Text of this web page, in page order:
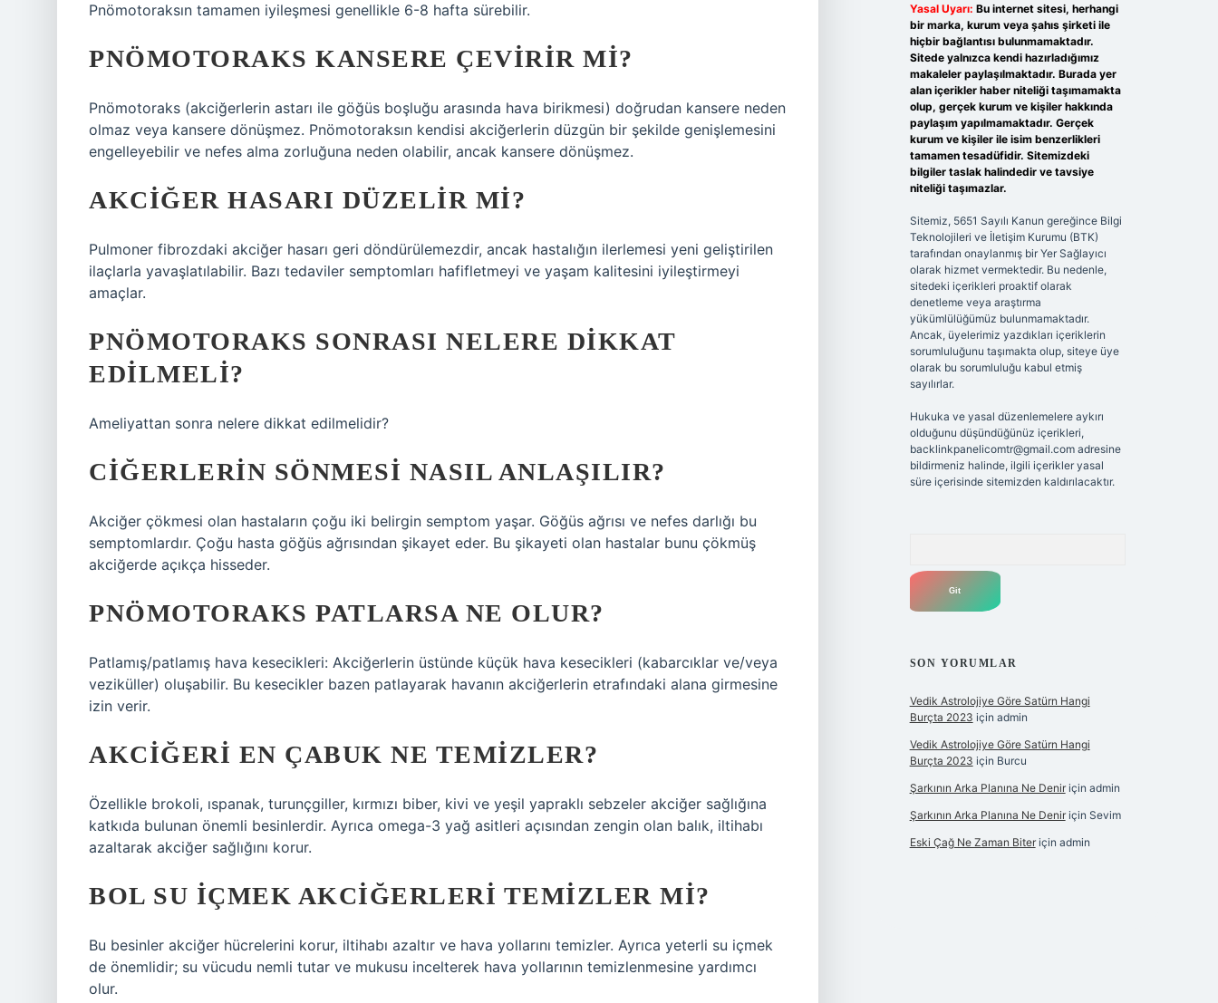
Pnömotoraksın tamamen iyileşmesi genellikle 6-8 hafta sürebilir.
PNÖMOTORAKS KANSERE ÇEVIRIR MI?
Pnömotoraks (akciğerlerin astarı ile göğüs boşluğu arasında hava birikmesi) doğrudan kansere neden
olmaz veya kansere dönüşmez. Pnömotoraksın kendisi akciğerlerin düzgün bir şekilde genişlemesini
engelleyebilir ve nefes alma zorluğuna neden olabilir, ancak kansere dönüşmez.
AKCIĞER HASARI DÜZELIR MI?
Pulmoner fibrozdaki akciğer hasarı geri döndürülemezdir, ancak hastalığın ilerlemesi yeni geliştirilen
ilaçlarla yavaşlatılabilir. Bazı tedaviler semptomları hafifletmeyi ve yaşam kalitesini iyileştirmeyi
amaçlar.
PNÖMOTORAKS SONRASI NELERE DIKKAT
EDILMELI?
Ameliyattan sonra nelere dikkat edilmelidir?
CIĞERLERIN SÖNMESI NASIL ANLAŞILIR?
Akciğer çökmesi olan hastaların çoğu iki belirgin semptom yaşar. Göğüs ağrısı ve nefes darlığı bu
semptomlardır. Çoğu hasta göğüs ağrısından şikayet eder. Bu şikayeti olan hastalar bunu çökmüş
akciğerde açıkça hisseder.
PNÖMOTORAKS PATLARSA NE OLUR?
Patlamış/patlamış hava kesecikleri: Akciğerlerin üstünde küçük hava kesecikleri (kabarcıklar ve/veya
veziküller) oluşabilir. Bu kesecikler bazen patlayarak havanın akciğerlerin etrafındaki alana girmesine
izin verir.
AKCIĞERI EN ÇABUK NE TEMIZLER?
Özellikle brokoli, ıspanak, turunçgiller, kırmızı biber, kivi ve yeşil yapraklı sebzeler akciğer sağlığına
katkıda bulunan önemli besinlerdir. Ayrıca omega-3 yağ asitleri açısından zengin olan balık, iltihabı
azaltarak akciğer sağlığını korur.
BOL SU IÇMEK AKCIĞERLERI TEMIZLER MI?
Bu besinler akciğer hücrelerini korur, iltihabı azaltır ve hava yollarını temizler. Ayrıca yeterli su içmek
de önemlidir; su vücudu nemli tutar ve mukusu incelterek hava yollarının temizlenmesine yardımcı
olur.
Yasal Uyarı: Bu internet sitesi, herhangi
bir marka, kurum veya şahıs şirketi ile
hiçbir bağlantısı bulunmamaktadır.
Sitede yalnızca kendi hazırladığımız
makaleler paylaşılmaktadır. Burada yer
alan içerikler haber niteliği taşımamakta
olup, gerçek kurum ve kişiler hakkında
paylaşım yapılmamaktadır. Gerçek
kurum ve kişiler ile isim benzerlikleri
tamamen tesadüfidir. Sitemizdeki
bilgiler taslak halindedir ve tavsiye
niteliği taşımazlar.
Sitemiz, 5651 Sayılı Kanun gereğince Bilgi
Teknolojileri ve İletişim Kurumu (BTK)
tarafından onaylanmış bir Yer Sağlayıcı
olarak hizmet vermektedir. Bu nedenle,
sitedeki içerikleri proaktif olarak
denetleme veya araştırma
yükümlülüğümüz bulunmamaktadır.
Ancak, üyelerimiz yazdıkları içeriklerin
sorumluluğunu taşımakta olup, siteye üye
olarak bu sorumluluğu kabul etmiş
sayılırlar.
Hukuka ve yasal düzenlemelere aykırı
olduğunu düşündüğünüz içerikleri,
backlinkpanelicomtr@gmail.comadresine
bildirmeniz halinde, ilgili içerikler yasal
süre içerisinde sitemizden kaldırılacaktır.
SON YORUMLAR
Vedik Astrolojiye Göre Satürn Hangi
Burçta 2023 için admin
Vedik Astrolojiye Göre Satürn Hangi
Burçta 2023 için Burcu
Şarkının Arka Planına Ne Deniriçin admin
Şarkının Arka Planına Ne Deniriçin Sevim
Eski Çağ Ne Zaman Biteriçin admin